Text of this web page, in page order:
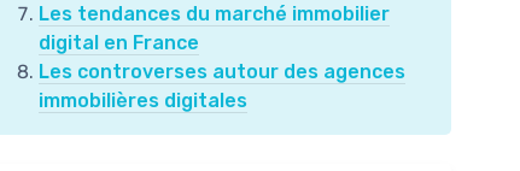
Les tendances du marché immobilier
digital en France
Les controverses autour des agences
immobilières digitales